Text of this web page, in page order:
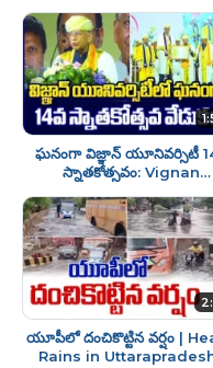
ఘనంగా విజ్ఞాన్ యూనివర్సిటీ
స్నాతకోత్సవం: Vignan
Ceremony
యూపీలో దంచికొట్టిన వర్షం |
Rains in